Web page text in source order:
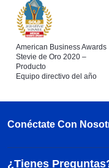
American Business Awards
Stevie de Oro 2020 –
Producto
Equipo directivo del año
Conéctate Con
¿Tienes